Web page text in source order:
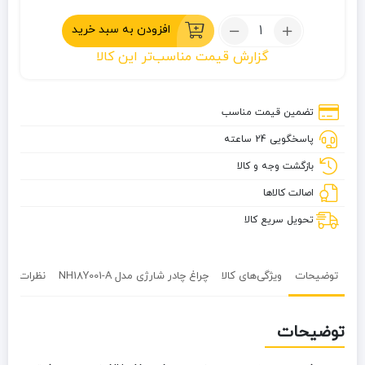
تعداد:
چادر
NH18Y001-
A
افزودن به سبد خرید
گزارش قیمت مناسب‌تر این کالا
تضمین قیمت مناسب
پاسخگویی 24 ساعته
بازگشت وجه و کالا
اصالت کالاها
تحویل سریع کالا
توضیحات ویژگی‌های کالا چراغ چادر شارژی مدل NH18Y001-A نظرات (0)
توضیحات